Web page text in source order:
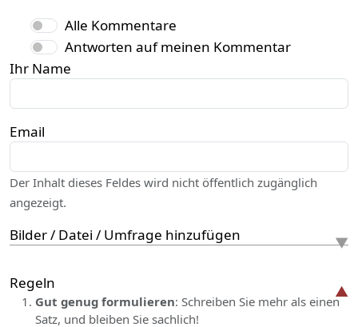
Alle Kommentare
Antworten auf meinen Kommentar
Ihr Name
Email
Der Inhalt dieses Feldes wird nicht öffentlich zugänglich
angezeigt.
Bilder / Datei / Umfrage hinzufügen
Regeln
Gut genug formulieren: Schreiben Sie mehr als einen
Satz, und bleiben Sie sachlich!